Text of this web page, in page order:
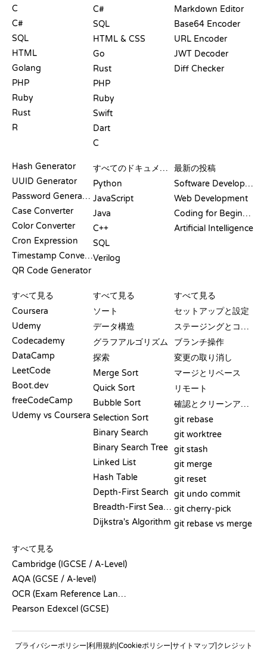
C
C#
SQL
HTML
Golang
PHP
Ruby
Rust
R
C#
SQL
HTML & CSS
Go
Rust
PHP
Ruby
Swift
Dart
C
Markdown Editor
Base64 Encoder
URL Encoder
JWT Decoder
Diff Checker
Hash Generator
UUID Generator
Password Generator
Case Converter
Color Converter
Cron Expression
Timestamp Converter
QR Code Generator
すべてのドキュメント
Python
JavaScript
Java
C++
SQL
Verilog
最新の投稿
Software Development
Web Development
Coding for Beginners
Artificial Intelligence
すべて見る
Coursera
Udemy
Codecademy
DataCamp
LeetCode
Boot.dev
freeCodeCamp
Udemy vs Coursera
すべて見る
ソート
データ構造
グラフアルゴリズム
探索
Merge Sort
Quick Sort
Bubble Sort
Selection Sort
Binary Search
Binary Search Tree
Linked List
Hash Table
Depth-First Search
Breadth-First Search
Dijkstra's Algorithm
すべて見る
セットアップと設定
ステージングとコミット
ブランチ操作
変更の取り消し
マージとリベース
リモート
確認とクリーンアップ
git rebase
git worktree
git stash
git merge
git reset
git undo commit
git cherry-pick
git rebase vs merge
すべて見る
Cambridge (IGCSE / A-Level)
AQA (GCSE / A-level)
OCR (Exam Reference Language)
Pearson Edexcel (GCSE)
プライバシーポリシー 利用規約| Cookieポリシー サイトマップ| クレジット